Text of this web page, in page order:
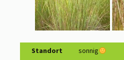
Standort sonnig